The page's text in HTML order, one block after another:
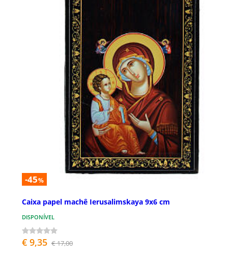
-45%
Caixa papel machê Ierusalimskaya 9x6 cm
DISPONÍVEL
€ 9,35 € 17,00